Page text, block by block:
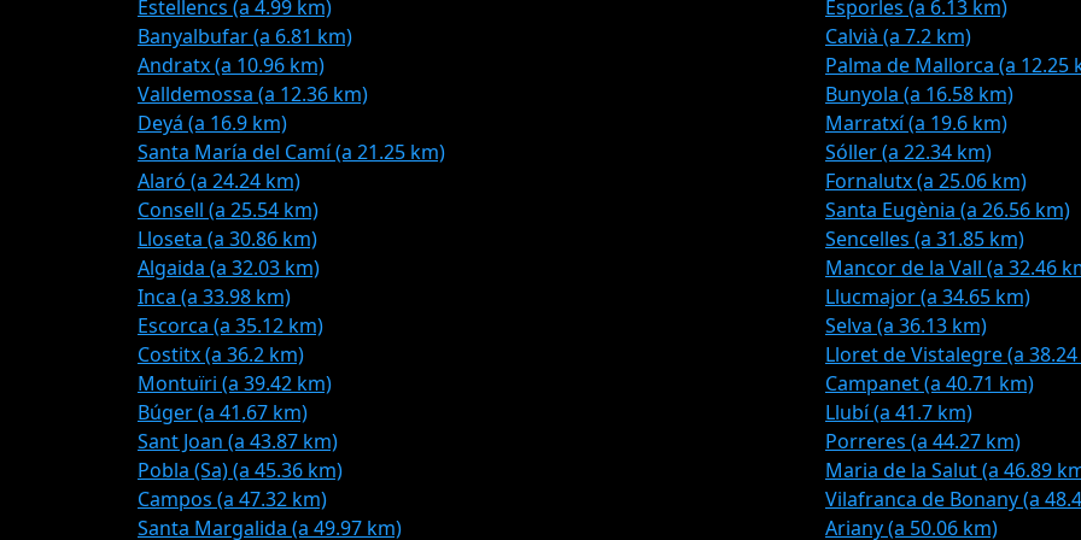
Estellencs (a 4.99 km)
Esporles (a 6.13 km)
Banyalbufar (a 6.81 km)
Calvià (a 7.2 km)
Andratx (a 10.96 km)
Palma de Mallorca (a 12.25
Valldemossa (a 12.36 km)
Bunyola (a 16.58 km)
Deyá (a 16.9 km)
Marratxí (a 19.6 km)
Santa María del Camí (a 21.25 km)
Sóller (a 22.34 km)
Alaró (a 24.24 km)
Fornalutx (a 25.06 km)
Consell (a 25.54 km)
Santa Eugènia (a 26.56 km)
Lloseta (a 30.86 km)
Sencelles (a 31.85 km)
Algaida (a 32.03 km)
Mancor de la Vall (a 32.46
Inca (a 33.98 km)
Llucmajor (a 34.65 km)
Escorca (a 35.12 km)
Selva (a 36.13 km)
Costitx (a 36.2 km)
Lloret de Vistalegre (a
Montuïri (a 39.42 km)
Campanet (a 40.71 km)
Búger (a 41.67 km)
Llubí (a 41.7 km)
Sant Joan (a 43.87 km)
Porreres (a 44.27 km)
Pobla (Sa) (a 45.36 km)
Maria de la Salut (a 46.89
Campos (a 47.32 km)
Vilafranca de Bonany (a
Santa Margalida (a 49.97 km)
Ariany (a 50.06 km)